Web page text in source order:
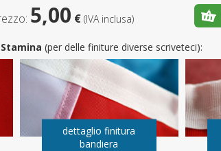
5,00 € (IVA inclusa)
(per delle finiture diverse scriveteci):
dettaglio finitura
bandiera